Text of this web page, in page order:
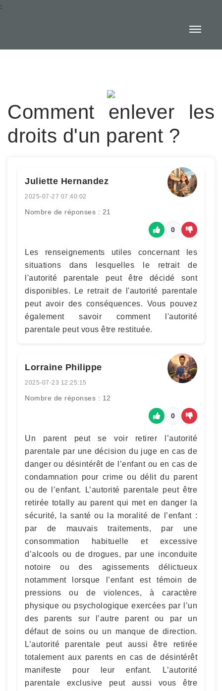
:
Comment enlever les
droits d'un parent ?
Juliette Hernandez
2025-07-27 07:40:02
Nombre de réponses : 21
0
Les renseignements utiles concernant les
situations dans lesquelles le retrait de
l'autorité parentale peut être décidé sont
disponibles. Le retrait de l'autorité parentale
peut avoir des conséquences. Vous pouvez
également savoir comment l'autorité
parentale peut vous être restituée.
Lorraine Philippe
2025-07-23 12:25:15
Nombre de réponses : 12
0
Un parent peut se voir retirer l’autorité
parentale par une décision du juge en cas de
danger ou désintérêt de l’enfant ou en cas de
condamnation pour crime ou délit du parent
ou de l’enfant. L’autorité parentale peut être
retirée totally au parent qui met en danger la
sécurité, la santé ou la moralité de l’enfant :
par de mauvais traitements, par une
consommation habituelle et excessive
d’alcools ou de drogues, par une inconduite
notoire ou des agissements délictueux
notamment lorsque l’enfant est témoin de
pressions ou de violences, à caractère
physique ou psychologique exercées par l’un
des parents sur l’autre parent ou par un
défaut de soins ou un manque de direction.
L’autorité parentale peut aussi être retirée
totalement aux parents en cas de désintérêt
manifeste pour leur enfant. L’autorité
parentale exclusive peut aussi vous être